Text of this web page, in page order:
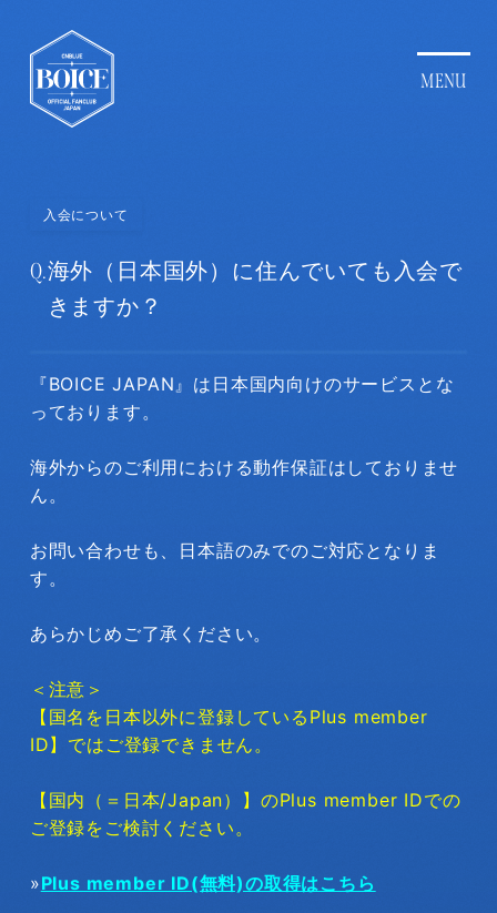
入会について
Q.海外（日本国外）に住んでいても入会で
きますか？
『BOICE JAPAN』は日本国内向けのサービスとな
っております。
海外からのご利用における動作保証はしておりませ
ん。
お問い合わせも、日本語のみでのご対応となりま
す。
あらかじめご了承ください。
＜注意＞
【国名を日本以外に登録しているPlus member
ID】ではご登録できません。
【国内（＝日本/Japan）】のPlus member IDでの
ご登録をご検討ください。
»Plus member ID(無料)の取得はこちら